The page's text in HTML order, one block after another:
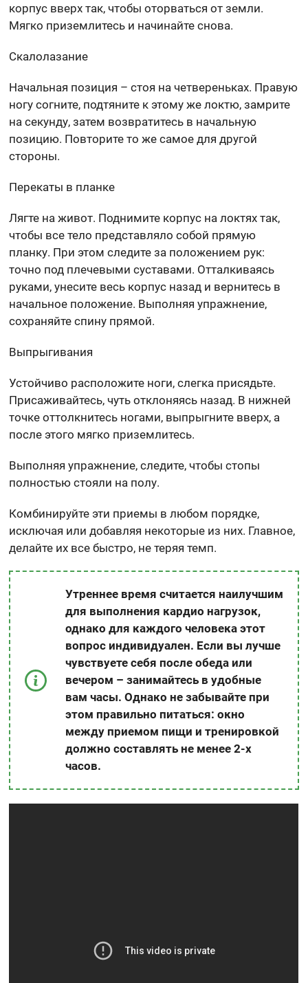
корпус вверх так, чтобы оторваться от земли.
Мягко приземлитесь и начинайте снова.
Скалолазание
Начальная позиция – стоя на четвереньках. Правую
ногу согните, подтяните к этому же локтю, замрите
на секунду, затем возвратитесь в начальную
позицию. Повторите то же самое для другой
стороны.
Перекаты в планке
Лягте на живот. Поднимите корпус на локтях так,
чтобы все тело представляло собой прямую
планку. При этом следите за положением рук:
точно под плечевыми суставами. Отталкиваясь
руками, унесите весь корпус назад и вернитесь в
начальное положение. Выполняя упражнение,
сохраняйте спину прямой.
Выпрыгивания
Устойчиво расположите ноги, слегка присядьте.
Присаживайтесь, чуть отклоняясь назад. В нижней
точке оттолкнитесь ногами, выпрыгните вверх, а
после этого мягко приземлитесь.
Выполняя упражнение, следите, чтобы стопы
полностью стояли на полу.
Комбинируйте эти приемы в любом порядке,
исключая или добавляя некоторые из них. Главное,
делайте их все быстро, не теряя темп.
Утреннее время считается наилучшим
для выполнения кардио нагрузок,
однако для каждого человека этот
вопрос индивидуален. Если вы лучше
чувствуете себя после обеда или
вечером – занимайтесь в удобные
вам часы. Однако не забывайте при
этом правильно питаться: окно
между приемом пищи и тренировкой
должно составлять не менее 2-х
часов.